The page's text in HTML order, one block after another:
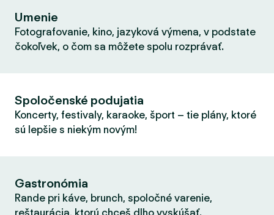
Umenie
Fotografovanie, kino, jazyková výmena, v podstate
čokoľvek, o čom sa môžete spolu rozprávať.
Spoločenské podujatia
Koncerty, festivaly, karaoke, šport – tie plány, ktoré
sú lepšie s niekým novým!
Gastronómia
Rande pri káve, brunch, spoločné varenie,
reštaurácia, ktorú chceš dlho vyskúšať.